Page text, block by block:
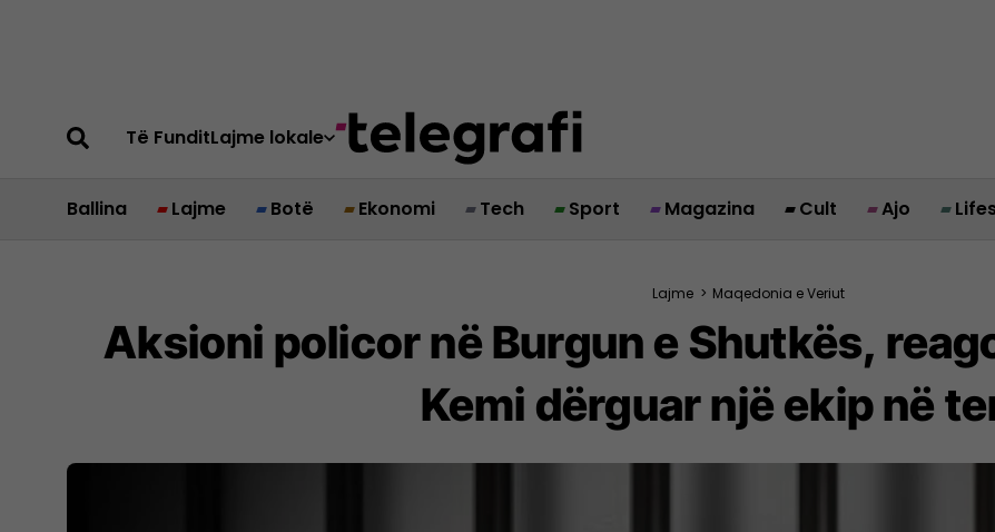
Të FunditLajme lokale
Ballina Lajme Botë Ekonomi Tech Sport Magazina Cult Ajo
Lajme > Maqedonia e Veriut
Aksioni policor në Burgun e Shutkës,
Kemi dërguar një ekip në